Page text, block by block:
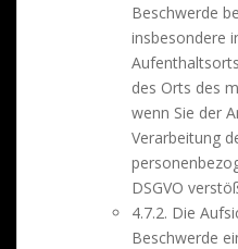
Beschwerde
insbesondere
des Orts des
wenn Sie der
Verarbeitung
DSGVO
4.7.2. Die
Beschwerde